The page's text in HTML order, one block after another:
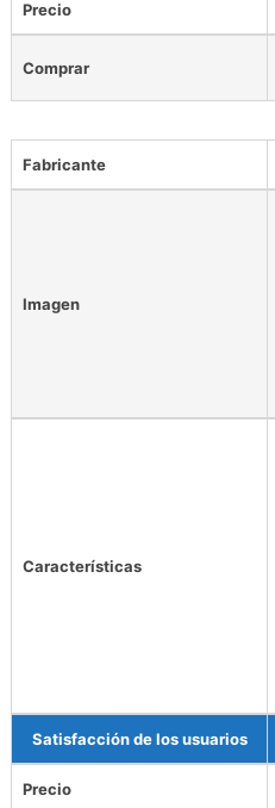
Precio
Comprar
Fabricante
Imagen
Características
Satisfacción de los usuarios
Precio